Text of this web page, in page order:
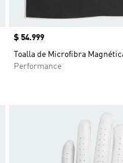
Precio
$ 54.999
Toalla de Microfibra
Performance
Añadir a la lista de deseos